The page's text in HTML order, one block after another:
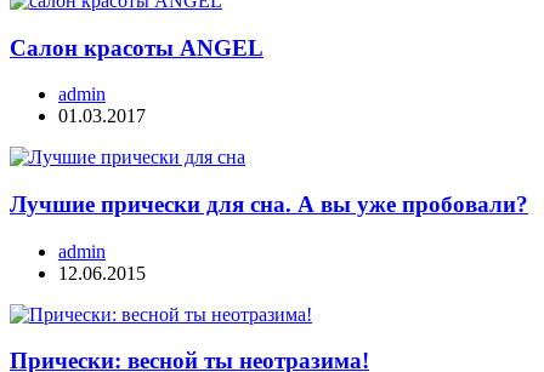
Салон красоты ANGEL
admin
01.03.2017
Лучшие прически для сна. А вы уже пробовали?
admin
12.06.2015
Прически: весной ты неотразима!